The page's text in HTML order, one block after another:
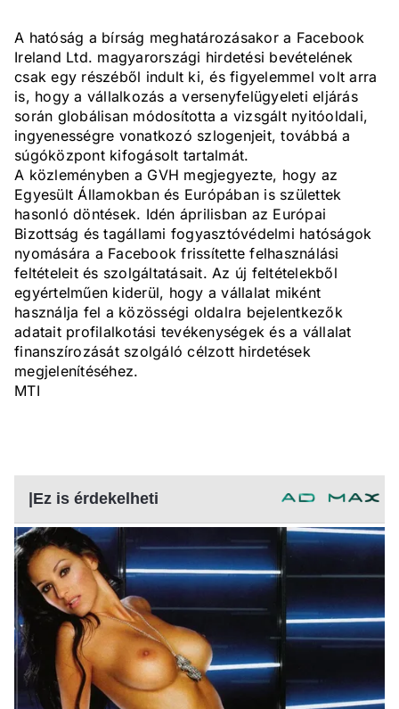
A hatóság a bírság meghatározásakor a Facebook
Ireland Ltd. magyarországi hirdetési bevételének
csak egy részéből indult ki, és figyelemmel volt arra
is, hogy a vállalkozás a versenyfelügyeleti eljárás
során globálisan módosította a vizsgált nyitóoldali,
ingyenességre vonatkozó szlogenjeit, továbbá a
súgóközpont kifogásolt tartalmát.
A közleményben a GVH megjegyezte, hogy az
Egyesült Államokban és Európában is születtek
hasonló döntések. Idén áprilisban az Európai
Bizottság és tagállami fogyasztóvédelmi hatóságok
nyomására a Facebook frissítette felhasználási
feltételeit és szolgáltatásait. Az új feltételekből
egyértelműen kiderül, hogy a vállalat miként
használja fel a közösségi oldalra bejelentkezők
adatait profilalkotási tevékenységek és a vállalat
finanszírozását szolgáló célzott hirdetések
megjelenítéséhez.
MTI